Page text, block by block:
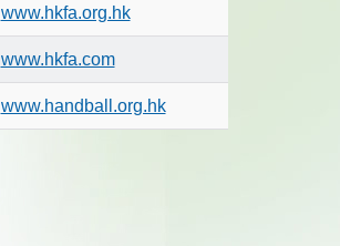
www.hkfa.org.hk
www.hkfa.com
www.handball.org.hk